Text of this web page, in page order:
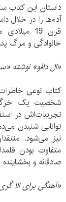
داستان این کتاب
آدم‌ها را در خلال
خانوادگی و مرگ
«ال دافو» نوشته
کتاب نوعی
شخصیت یک
تجربیات‌اش در
توانایی شنیدن
نیز می‌شود.
متفاوت بودن
صادقانه و
«آهنگی برای الا